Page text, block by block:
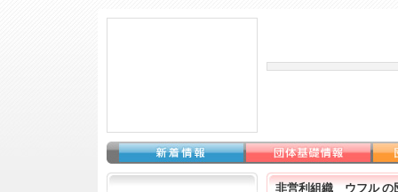
非営利組織 ウフル の